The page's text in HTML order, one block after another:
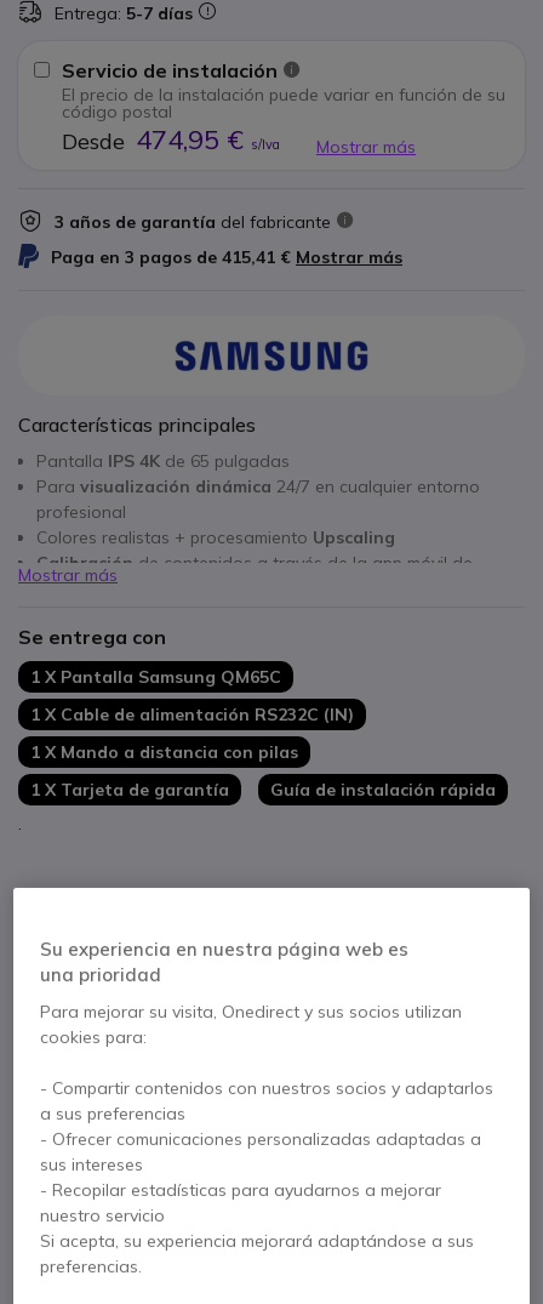
Entrega: 5-7 días
Servicio de instalación
El precio de la instalación puede variar en función de su
código postal
Desde 474,95 € s/Iva Mostrar más
3 años de garantía del fabricante
Paga en 3 pagos de 415,41 € Mostrar más
Características principales
Pantalla IPS 4K de 65 pulgadas
Para visualización dinámica 24/7 en cualquier entorno
profesional
Colores realistas + procesamiento Upscaling
Calibración de contenidos a través de la app móvil de
Samsung
Bordes uniformes: representación óptima en
paisaje
Gestión de contenidos y dispositivos a través de
VXT CMS
Agujeros VESA centrados: instalación sólida
Sostenible: certificado Energy Star
Mostrar más
Se entrega con
1 X Pantalla Samsung QM65C
1 X Cable de alimentación RS232C (IN)
1 X Mando a distancia con pilas
1 X Tarjeta de garantía
Guía de instalación rápida
.
Contacte a nuestros expertos - Linea gratuita
Descripción producto
Samsung QMC 65''
Su experiencia en nuestra página web es
una prioridad
Para mejorar su visita, Onedirect y sus socios utilizan
cookies para:
- Compartir contenidos con nuestros socios y adaptarlos
a sus preferencias
- Ofrecer comunicaciones personalizadas adaptadas a
sus intereses
- Recopilar estadísticas para ayudarnos a mejorar
nuestro servicio
Si acepta, su experiencia mejorará adaptándose a sus
preferencias.